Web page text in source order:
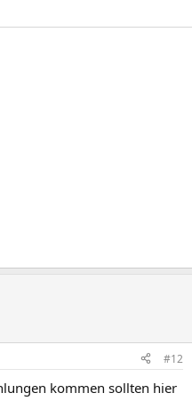
#12
kommen sollten hier